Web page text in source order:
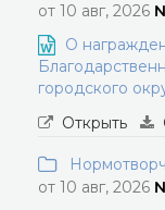
от 10 авг, 2026
О
городского
Открыть
от 10 авг, 2026